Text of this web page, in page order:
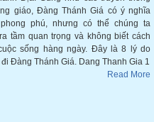
giáo, Đàng Thánh Giá có ý nghĩa
phú, nhưng có thể chúng ta
tầm quan trọng và không biết cách
sống hàng ngày. Đây là 8 lý do
Đàng Thánh Giá. Dang Thanh Gia 1
Read More